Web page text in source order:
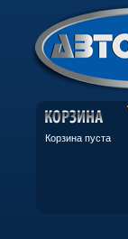
Корзина пуста